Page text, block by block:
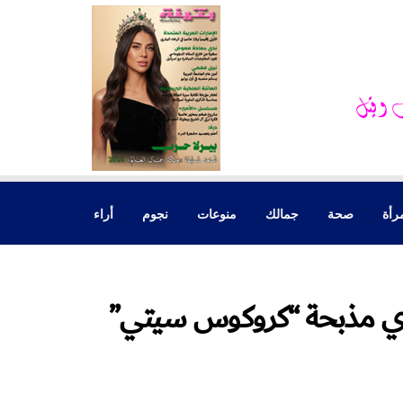
صحة جمالك منوعات نجوم أراء
مذبحة “كروكوس سيتي”